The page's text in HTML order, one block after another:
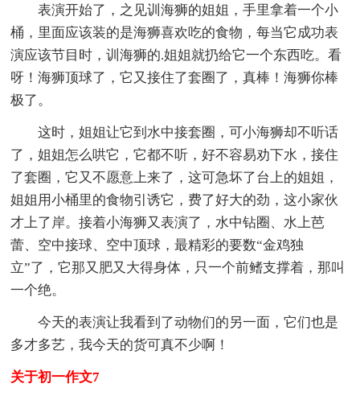
表演开始了，之见训海狮的姐姐，手里拿着一个小
桶，里面应该装的是海狮喜欢吃的食物，每当它成功表
演应该节目时，训海狮的.姐姐就扔给它一个东西吃。看
呀！海狮顶球了，它又接住了套圈了，真棒！海狮你棒
极了。
这时，姐姐让它到水中接套圈，可小海狮却不听话
了，姐姐怎么哄它，它都不听，好不容易劝下水，接住
了套圈，它又不愿意上来了，这可急坏了台上的姐姐，
姐姐用小桶里的食物引诱它，费了好大的劲，这小家伙
才上了岸。接着小海狮又表演了，水中钻圈、水上芭
蕾、空中接球、空中顶球，最精彩的要数“金鸡独
立”了，它那又肥又大得身体，只一个前鳍支撑着，那叫
一个绝。
今天的表演让我看到了动物们的另一面，它们也是
多才多艺，我今天的货可真不少啊！
关于初一作文7